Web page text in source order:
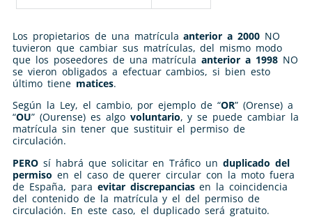
Los propietarios de una matrículaanterior a 2000 NO
tuvieron que cambiar sus matrículas, del mismo modo
que los poseedores de una matrículaanterior a 1998 NO
se vieron obligados a efectuar cambios, si bien esto
último tiene matices.
Según la Ley, el cambio, por ejemplo de “OR” (Orense) a
“OU” (Ourense) es algo voluntario, y se puede cambiar la
matrícula sin tener que sustituir el permiso de
circulación.
PERO sí habrá que solicitar en Tráfico un duplicado del
permiso en el caso de querer circular con la moto fuera
de España, para evitar discrepanciasen la coincidencia
del contenido de la matrícula y el del permiso de
circulación. En este caso, el duplicado será gratuito.